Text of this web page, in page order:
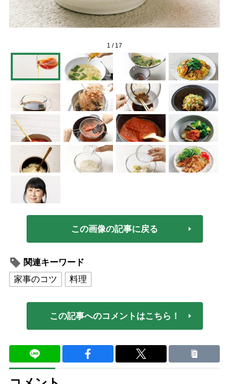
1 / 17
この画像の記事に戻る
関連キーワード
家事のコツ
料理
この記事へのコメントはこちら！